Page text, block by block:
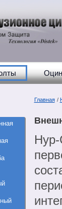
Главная /